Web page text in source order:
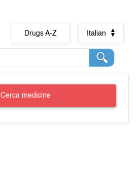
Drugs A-Z Italian
Cerca medicine